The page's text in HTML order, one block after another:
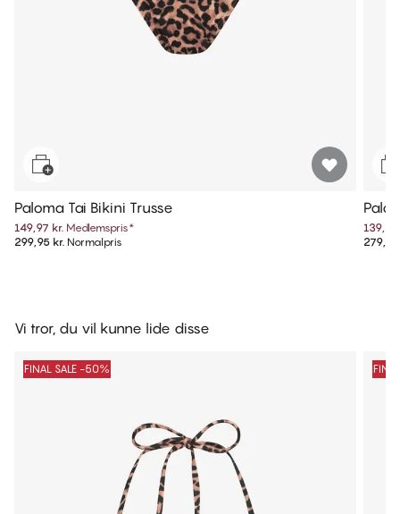
Paloma Tai Bikini Trusse
149,97 kr. Medlemspris*
299,95 kr. Normalpris
139,97
Vi tror, du vil kunne lide disse
FINAL SALE -50%